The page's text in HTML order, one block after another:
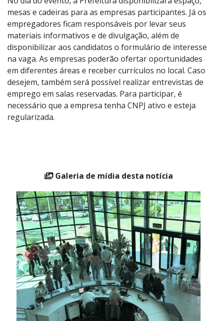
No dia do evento, a Prefeitura disponibilizará espaço,
mesas e cadeiras para as empresas participantes. Já os
empregadores ficam responsáveis por levar seus
materiais informativos e de divulgação, além de
disponibilizar aos candidatos o formulário de interesse
na vaga. As empresas poderão ofertar oportunidades
em diferentes áreas e receber currículos no local. Caso
desejem, também será possível realizar entrevistas de
emprego em salas reservadas. Para participar, é
necessário que a empresa tenha CNPJ ativo e esteja
regularizada.
Galeria de mídia desta notícia